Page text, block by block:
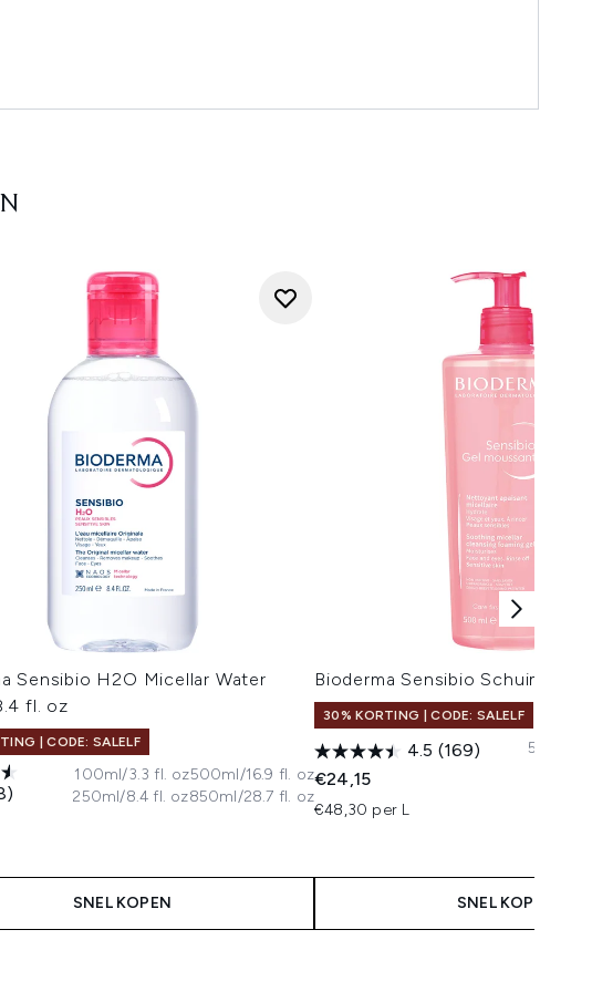
Sensibio H2O Micellar Water
fl. oz
| CODE: SALELF
100ml/3.3 fl. oz500ml/16.9 fl. oz
250ml/8.4 fl. oz850ml/28.7 fl. oz
SNEL KOPEN
Bioderma Sensibio
30% KORTING | CODE: SALELF
4.5 (169)
€24,15
€48,30 per L
500ml/
SNEL KOPEN